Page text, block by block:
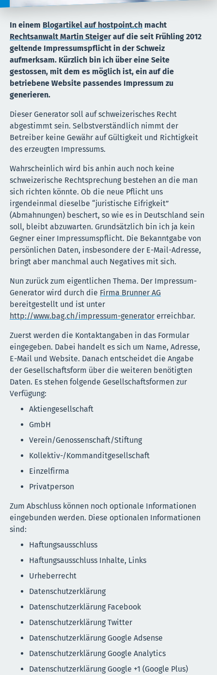
In einem Blogartikel auf hostpoint.ch macht
Rechtsanwalt Martin Steigerauf die seit Frühling 2012
geltende Impressumspflicht in der Schweiz
aufmerksam. Kürzlich bin ich über eine Seite
gestossen, mit dem es möglich ist, ein auf die
betriebene Website passendes Impressum zu
generieren.
Dieser Generator soll auf schweizerisches Recht
abgestimmt sein. Selbstverständlich nimmt der
Betreiber keine Gewähr auf Gültigkeit und Richtigkeit
des erzeugten Impressums.
Wahrscheinlich wird bis anhin auch noch keine
schweizerische Rechtsprechung bestehen an die man
sich richten könnte. Ob die neue Pflicht uns
irgendeinmal dieselbe “juristische Eifrigkeit”
(Abmahnungen) beschert, so wie es in Deutschland sein
soll, bleibt abzuwarten. Grundsätzlich bin ich ja kein
Gegner einer Impressumspflicht. Die Bekanntgabe von
persönlichen Daten, insbesondere der E-Mail-Adresse,
bringt aber manchmal auch Negatives mit sich.
Nun zurück zum eigentlichen Thema. Der Impressum-
Generator wird durch die Firma Brunner AG
bereitgestellt und ist unter
http://www.bag.ch/impressum-generator erreichbar.
Zuerst werden die Kontaktangaben in das Formular
eingegeben. Dabei handelt es sich um Name, Adresse,
E-Mail und Website. Danach entscheidet die Angabe
der Gesellschaftsform über die weiteren benötigten
Daten. Es stehen folgende Gesellschaftsformen zur
Verfügung:
Aktiengesellschaft
GmbH
Verein/Genossenschaft/Stiftung
Kollektiv-/Kommanditgesellschaft
Einzelfirma
Privatperson
Zum Abschluss können noch optionale Informationen
eingebunden werden. Diese optionalen Informationen
sind:
Haftungsausschluss
Haftungsausschluss Inhalte, Links
Urheberrecht
Datenschutzerklärung
Datenschutzerklärung Facebook
Datenschutzerklärung Twitter
Datenschutzerklärung Google Adsense
Datenschutzerklärung Google Analytics
Datenschutzerklärung Google +1 (Google Plus)